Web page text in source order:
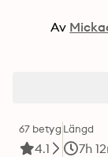
Av
67 betyg
4.1
Längd
7h